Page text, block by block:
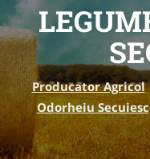
Producator Agricol
Odorheiu Secuiesc